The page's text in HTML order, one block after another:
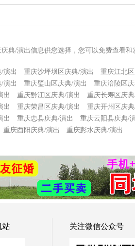
典/演出信息供您选择，您可以免费查看和
演出 重庆沙坪坝区庆典/演出 重庆江北
演出 重庆璧山区庆典/演出 重庆涪陵区
出 重庆黔江区庆典/演出 重庆长寿区庆
出 重庆荣昌区庆典/演出 重庆开州区庆
出 重庆忠县庆典/演出 重庆云阳县庆典/
重庆酉阳庆典/演出 重庆彭水庆典/演出
站 关注微信公众号